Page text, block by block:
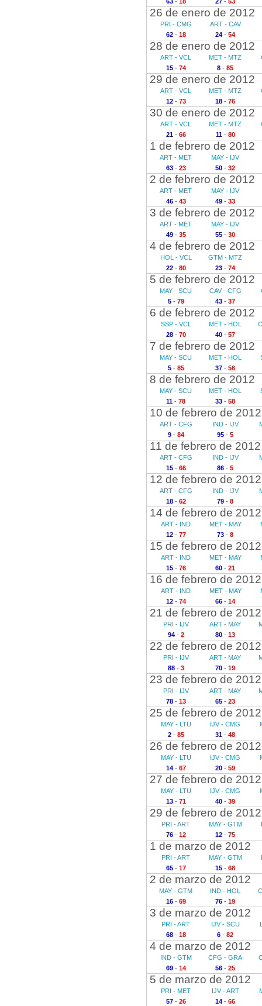
26 de enero de 2012
PRI - CMG
62- 18
ART - CAV
24 - 54
28 de enero de 2012
ART - VCL
15- 74
MET - MTZ
8 - 85
29 de enero de 2012
ART - VCL
12- 73
MET - MTZ
18 - 76
30 de enero de 2012
ART - VCL
21- 66
MET - MTZ
11- 80
1 de febrero de 2012
ART - MET
63- 23
MAY - IJV
50 - 32
2 de febrero de 2012
ART - MET
46- 43
MAY - IJV
49 - 33
3 de febrero de 2012
ART - MET
49- 35
MAY - IJV
55 - 30
4 de febrero de 2012
HOL - VCL
22- 80
GTM - MTZ
23 - 74
5 de febrero de 2012
MAY - SCU
5- 79
CAV - CFG
43 - 37
6 de febrero de 2012
SSP - VCL
28- 70
MET - HOL
40 - 57
7 de febrero de 2012
MAY - SCU
5- 85
MET - HOL
37 - 56
8 de febrero de 2012
MAY - SCU
11 - 78
MET - HOL
33 - 58
10 de febrero de 2012
ART - CFG
9- 84
IND - IJV
95 - 5
11 de febrero de 2012
ART - CFG
15- 66
IND - IJV
86 - 5
12 de febrero de 2012
ART - CFG
18- 62
IND - IJV
79 - 8
14 de febrero de 2012
ART - IND
12- 77
MET - MAY
73 - 8
15 de febrero de 2012
ART - IND
15- 76
MET - MAY
60 - 21
16 de febrero de 2012
ART - IND
12- 74
MET - MAY
66 - 14
21 de febrero de 2012
PRI - IJV
94- 2
ART - MAY
80 - 13
22 de febrero de 2012
PRI - IJV
88- 3
ART - MAY
70 - 19
23 de febrero de 2012
PRI - IJV
78- 13
ART - MAY
65 - 23
25 de febrero de 2012
MAY - LTU
2- 85
IJV - CMG
31 - 48
26 de febrero de 2012
MAY - LTU
14- 67
IJV - CMG
20 - 59
27 de febrero de 2012
MAY - LTU
13- 71
IJV - CMG
40 - 39
29 de febrero de 2012
PRI - ART
76- 12
MAY - GTM
12 - 75
1 de marzo de 2012
PRI - ART
65- 17
MAY - GTM
15 - 68
2 de marzo de 2012
MAY - GTM
16- 69
IND - HOL
76 - 19
3 de marzo de 2012
PRI - ART
68- 18
IJV - SCU
6 - 82
4 de marzo de 2012
IND - GTM
69- 14
CFG - GRA
56 - 25
5 de marzo de 2012
PRI - MET
57- 26
IJV - ART
14 - 66